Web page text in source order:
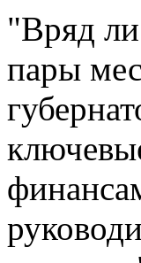
"Вряд
пары